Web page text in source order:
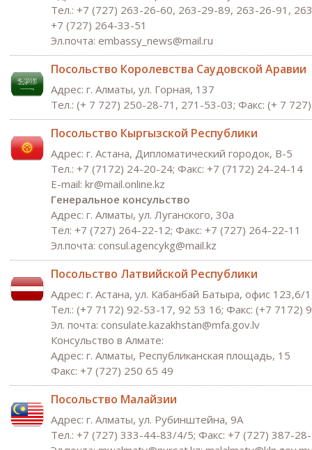
Тел.: +7 (727) 263-26-60, 263-29-89, 263-26-91,
+7 (727) 264-33-51
Эл.почта: embassy_news@mail.ru
Посольство Королевства Саудовской Аравии
Адрес: г. Алматы, ул. Горная, 137
Тел.: (+ 7 727) 250-28-71, 271-53-03; Факс: (+ 7
Посольство Кыргызской Республики
Адрес: г. Астана, Дипломатический городок, В-5
Тел.: +7 (7172) 24-20-24; Факс: +7 (7172) 24-24-14
Е-mail: kr@mail.online.kz
Генеральное консульство
Адрес: г. Алматы, ул. Луганского, 30а
Тел: +7 (727) 264-22-12; Факс: +7 (727) 264-22-11
Эл.почта: consul.agencykg@mail.kz
Посольство Латвийской Республики
Адрес: г. Астана, ул. Кабанбай Батыра, офис 123,6/
Тел.: (+7 7172) 92-53-17, 92 53 16; Факс: (+7 7172)
Эл. почта: consulate.kazakhstan@mfa.gov.lv
Консульство в Алмате:
Адрес: г. Алматы, Республиканская площадь, 15
Факс: +7 (727) 250 65 49
Посольство Малайзии
Адрес: г. Алматы, ул. Рубинштейна, 9А
Тел.: +7 (727) 333-44-83/4/5; Факс: +7 (727) 387-